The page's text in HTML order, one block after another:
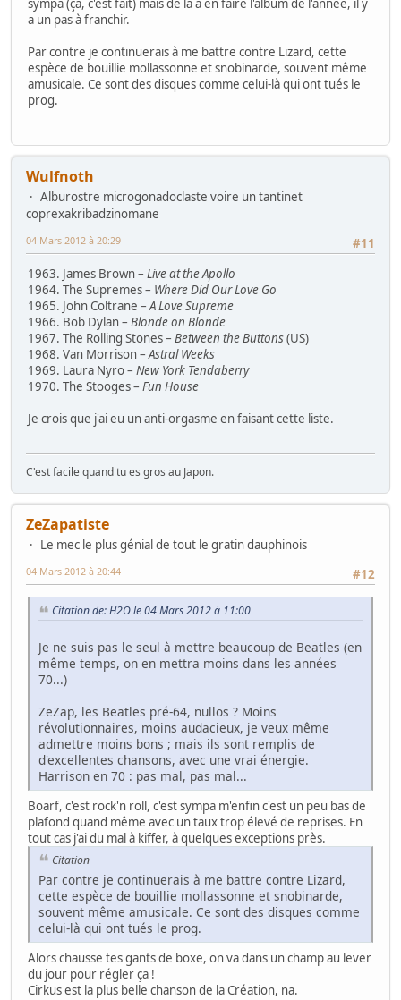
a un pas à franchir.
Par contre je continuerais à me battre contre Lizard, cette
espèce de bouillie mollassonne et snobinarde, souvent même
amusicale. Ce sont des disques comme celui-là qui ont tués le
prog.
Wulfnoth
Alburostre microgonadoclaste voire un tantinet
coprexakribadzinomane
#11
04 Mars 2012 à 20:29
1963. James Brown – Live at the Apollo
1964. The Supremes – Where Did Our Love Go
1965. John Coltrane –A Love Supreme
1966. Bob Dylan – Blonde on Blonde
1967. The Rolling Stones – Between the Buttons(US)
1968. Van Morrison –Astral Weeks
1969. Laura Nyro – New York Tendaberry
1970. The Stooges – Fun House
Je crois que j'ai eu un anti-orgasme en faisant cette liste.
C'est facile quand tu es gros au Japon.
ZeZapatiste
Le mec le plus génial de tout le gratin dauphinois
#12
04 Mars 2012 à 20:44
Citation de: H2O le 04 Mars 2012 à 11:00
Je ne suis pas le seul à mettre beaucoup de Beatles (en
même temps, on en mettra moins dans les années
70...)
ZeZap, les Beatles pré-64, nullos ? Moins
révolutionnaires, moins audacieux, je veux même
admettre moins bons ; mais ils sont remplis de
d'excellentes chansons, avec une vrai énergie.
Harrison en 70 : pas mal, pas mal...
Boarf, c'est rock'n roll, c'est sympa m'enfin c'est un peu bas de
plafond quand même avec un taux trop élevé de reprises. En
tout cas j'ai du mal à kiffer, à quelques exceptions près.
Citation
Par contre je continuerais à me battre contre Lizard,
cette espèce de bouillie mollassonne et snobinarde,
souvent même amusicale. Ce sont des disques comme
celui-là qui ont tués le prog.
Alors chausse tes gants de boxe, on va dans un champ au lever
du jour pour régler ça !
Cirkus est la plus belle chanson de la Création, na.